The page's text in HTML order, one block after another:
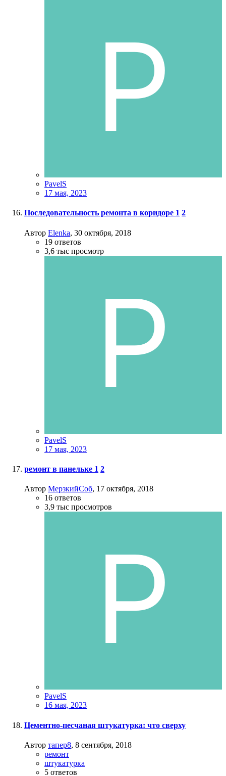
PavelS
17 мая, 2023
Последовательность ремонта в коридоре 1 2
Автор Elenka, 30 октября, 2018
19 ответов
3,6 тыс просмотр
PavelS
17 мая, 2023
ремонт в панельке 1 2
Автор МерзкийСоб, 17 октября, 2018
16 ответов
3,9 тыс просмотров
PavelS
16 мая, 2023
Цементно-песчаная штукатурка: что сверху
Автор тапер8, 8 сентября, 2018
ремонт
штукатурка
5 ответов